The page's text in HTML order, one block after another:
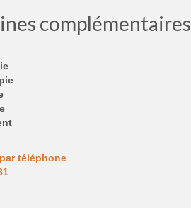
complémentaires
téléphone